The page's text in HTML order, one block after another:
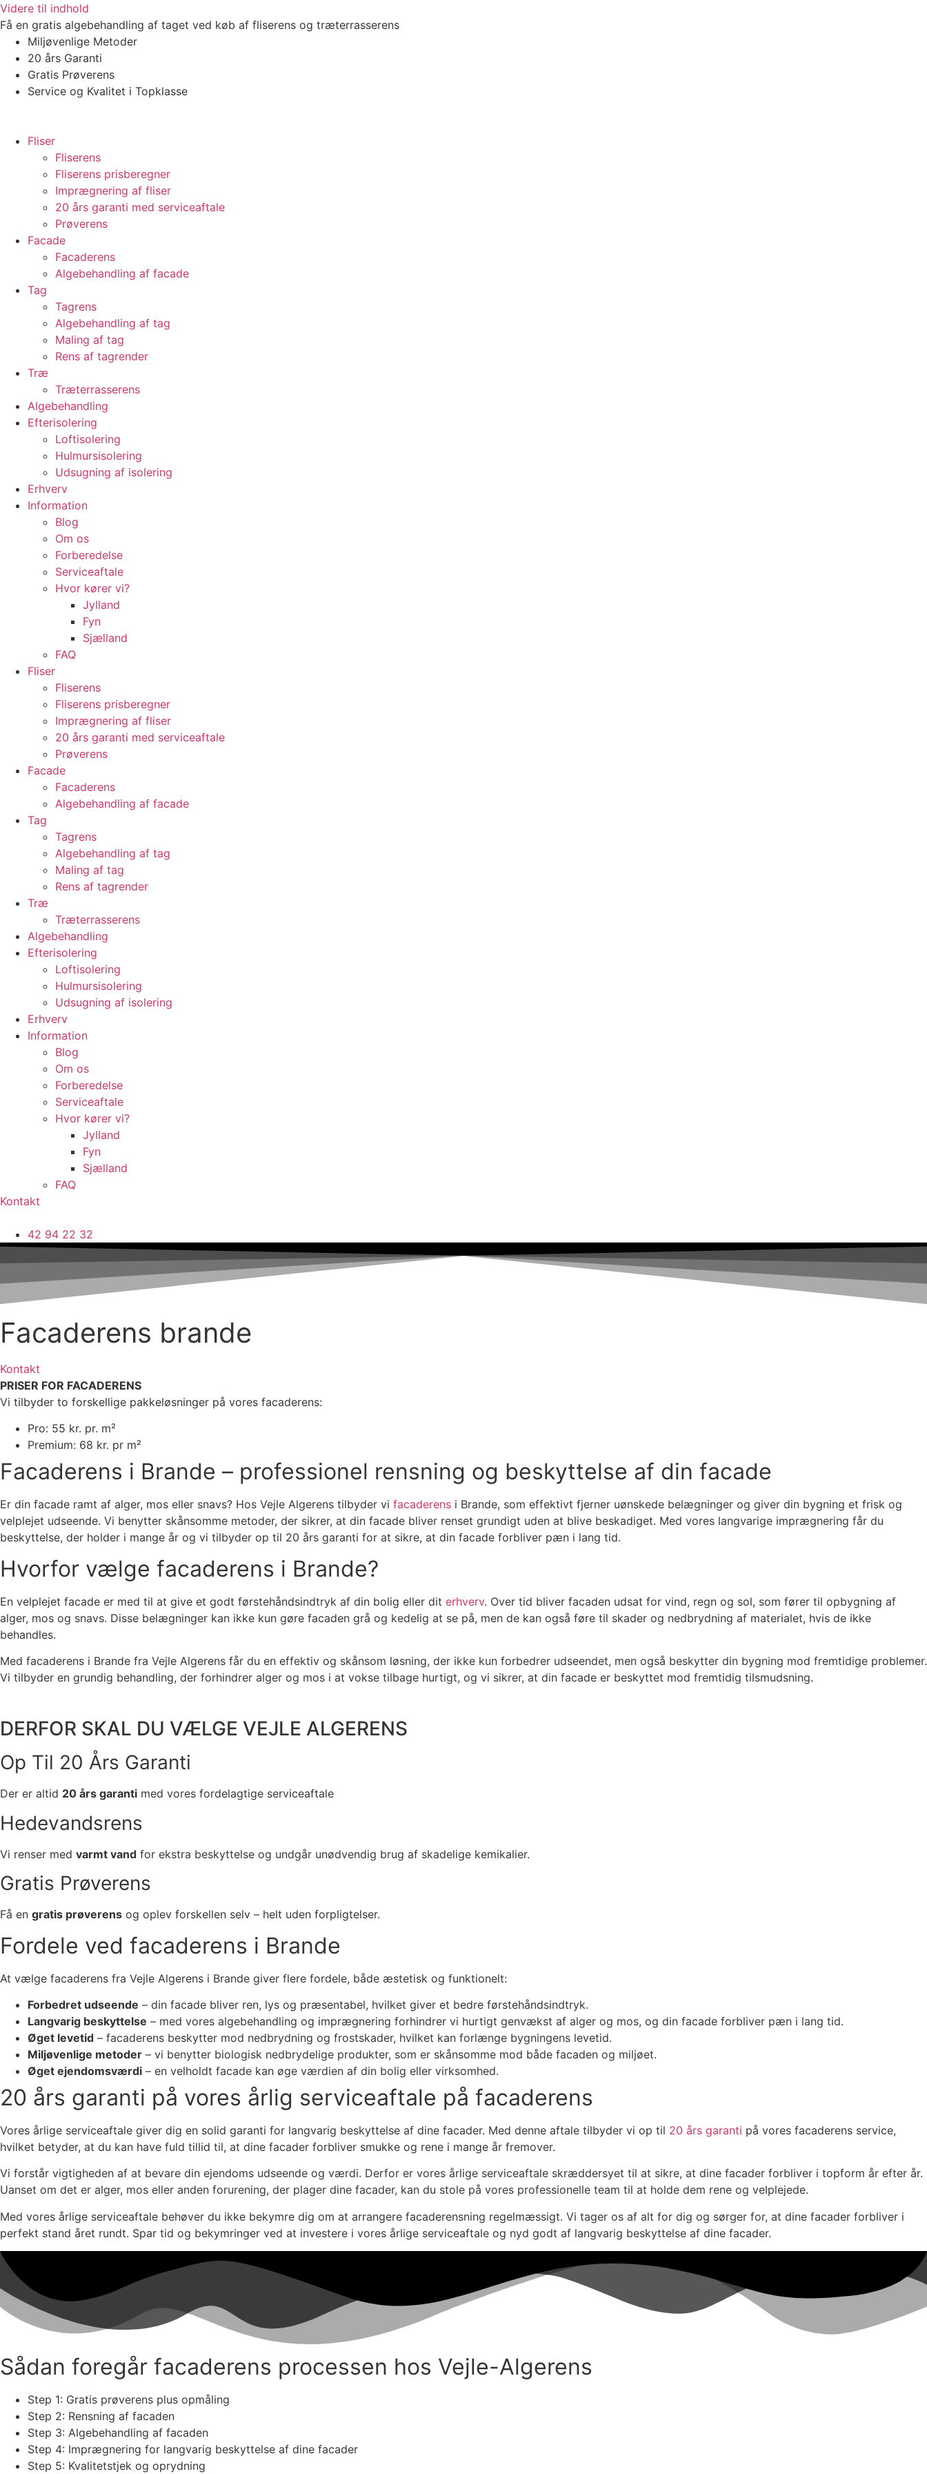
Videre til indhold
Få en gratis algebehandling af taget ved køb af fliserens og træterrasserens
Miljøvenlige Metoder
20 års Garanti
Gratis Prøverens
Service og Kvalitet i Topklasse
Fliser
Fliserens
Fliserens prisberegner
Imprægnering af fliser
20 års garanti med serviceaftale
Prøverens
Facade
Facaderens
Algebehandling af facade
Tag
Tagrens
Algebehandling af tag
Maling af tag
Rens af tagrender
Træ
Træterrasserens
Algebehandling
Efterisolering
Loftisolering
Hulmursisolering
Udsugning af isolering
Erhverv
Information
Blog
Om os
Forberedelse
Serviceaftale
Hvor kører vi?
Jylland
Fyn
Sjælland
FAQ
Fliser
Fliserens
Fliserens prisberegner
Imprægnering af fliser
20 års garanti med serviceaftale
Prøverens
Facade
Facaderens
Algebehandling af facade
Tag
Tagrens
Algebehandling af tag
Maling af tag
Rens af tagrender
Træ
Træterrasserens
Algebehandling
Efterisolering
Loftisolering
Hulmursisolering
Udsugning af isolering
Erhverv
Information
Blog
Om os
Forberedelse
Serviceaftale
Hvor kører vi?
Jylland
Fyn
Sjælland
FAQ
Kontakt
42 94 22 32
Facaderens brande
Kontakt
PRISER FOR FACADERENS
Vi tilbyder to forskellige pakkeløsninger på vores facaderens:
Pro: 55 kr. pr. m²
Premium: 68 kr. pr m²
Facaderens i Brande – professionel rensning og beskyttelse af din facade
Er din facade ramt af alger, mos eller snavs? Hos Vejle Algerens tilbyder vi facaderens i Brande, som effektivt fjerner uønskede belægninger og giver din bygning et frisk og
velplejet udseende. Vi benytter skånsomme metoder, der sikrer, at din facade bliver renset grundigt uden at blive beskadiget. Med vores langvarige imprægnering får du
beskyttelse, der holder i mange år og vi tilbyder op til 20 års garanti for at sikre, at din facade forbliver pæn i lang tid.
Hvorfor vælge facaderens i Brande?
En velplejet facade er med til at give et godt førstehåndsindtryk af din bolig eller dit erhverv. Over tid bliver facaden udsat for vind, regn og sol, som fører til opbygning af
alger, mos og snavs. Disse belægninger kan ikke kun gøre facaden grå og kedelig at se på, men de kan også føre til skader og nedbrydning af materialet, hvis de ikke
behandles.
Med facaderens i Brande fra Vejle Algerens får du en effektiv og skånsom løsning, der ikke kun forbedrer udseendet, men også beskytter din bygning mod fremtidige problemer.
Vi tilbyder en grundig behandling, der forhindrer alger og mos i at vokse tilbage hurtigt, og vi sikrer, at din facade er beskyttet mod fremtidig tilsmudsning.
DERFOR SKAL DU VÆLGE VEJLE ALGERENS
Op Til 20 Års Garanti
Der er altid 20 års garanti med vores fordelagtige serviceaftale
Hedevandsrens
Vi renser med varmt vand for ekstra beskyttelse og undgår unødvendig brug af skadelige kemikalier.
Gratis Prøverens
Få en gratis prøverens og oplev forskellen selv – helt uden forpligtelser.
Fordele ved facaderens i Brande
At vælge facaderens fra Vejle Algerens i Brande giver flere fordele, både æstetisk og funktionelt:
Forbedret udseende – din facade bliver ren, lys og præsentabel, hvilket giver et bedre førstehåndsindtryk.
Langvarig beskyttelse – med vores algebehandling og imprægnering forhindrer vi hurtigt genvækst af alger og mos, og din facade forbliver pæn i lang tid.
Øget levetid – facaderens beskytter mod nedbrydning og frostskader, hvilket kan forlænge bygningens levetid.
Miljøvenlige metoder – vi benytter biologisk nedbrydelige produkter, som er skånsomme mod både facaden og miljøet.
Øget ejendomsværdi – en velholdt facade kan øge værdien af din bolig eller virksomhed.
20 års garanti på vores årlig serviceaftale på facaderens
Vores årlige serviceaftale giver dig en solid garanti for langvarig beskyttelse af dine facader. Med denne aftale tilbyder vi op til 20 års garanti på vores facaderens service,
hvilket betyder, at du kan have fuld tillid til, at dine facader forbliver smukke og rene i mange år fremover.
Vi forstår vigtigheden af at bevare din ejendoms udseende og værdi. Derfor er vores årlige serviceaftale skræddersyet til at sikre, at dine facader forbliver i topform år efter år.
Uanset om det er alger, mos eller anden forurening, der plager dine facader, kan du stole på vores professionelle team til at holde dem rene og velplejede.
Med vores årlige serviceaftale behøver du ikke bekymre dig om at arrangere facaderensning regelmæssigt. Vi tager os af alt for dig og sørger for, at dine facader forbliver i
perfekt stand året rundt. Spar tid og bekymringer ved at investere i vores årlige serviceaftale og nyd godt af langvarig beskyttelse af dine facader.
Sådan foregår facaderens processen hos Vejle-Algerens
Step 1: Gratis prøverens plus opmåling
Step 2: Rensning af facaden
Step 3: Algebehandling af facaden
Step 4: Imprægnering for langvarig beskyttelse af dine facader
Step 5: Kvalitetstjek og oprydning